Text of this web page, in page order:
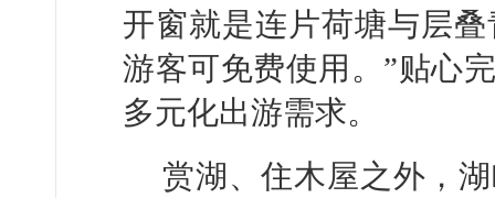
开窗就是连片荷塘与层
游客可免费使用。”贴心
多元化出游需求。
赏湖、住木屋之外，